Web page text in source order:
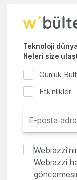
Teknoloji
Neleri size
Günlük
Etkinlikler
Webrazzi